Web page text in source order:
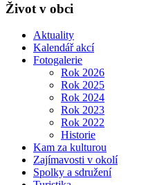
Život v obci
Aktuality
Kalendář akcí
Fotogalerie
Rok 2026
Rok 2025
Rok 2024
Rok 2023
Rok 2022
Historie
Kam za kulturou
Zajímavosti v okolí
Spolky a sdružení